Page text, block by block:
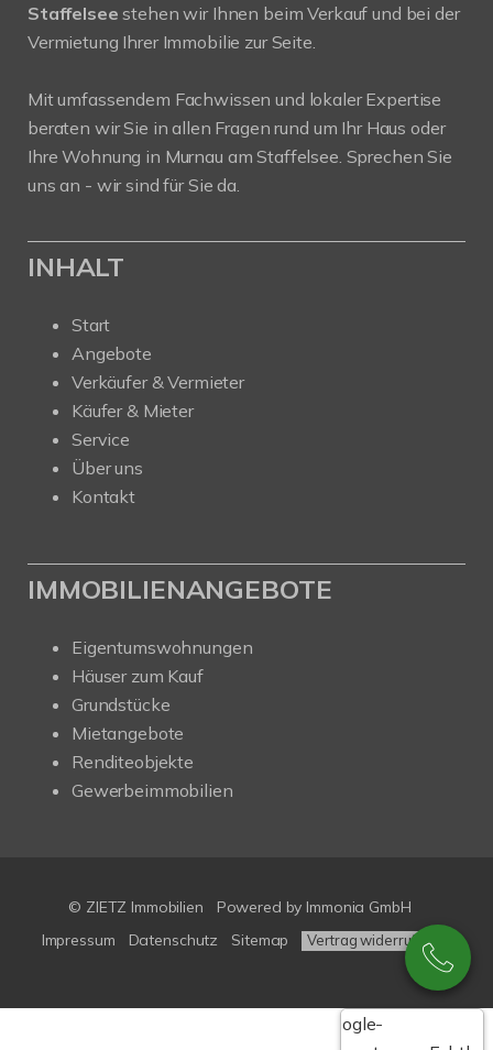
Staffelsee stehen wir Ihnen beim Verkauf und bei der
Vermietung Ihrer Immobilie zur Seite.
Mit umfassendem Fachwissen und lokaler Expertise
beraten wir Sie in allen Fragen rund um Ihr Haus oder
Ihre Wohnung in Murnau am Staffelsee. Sprechen Sie
uns an - wir sind für Sie da.
INHALT
Start
Angebote
Verkäufer & Vermieter
Käufer & Mieter
Service
Über uns
Kontakt
IMMOBILIENANGEBOTE
Eigentumswohnungen
Häuser zum Kauf
Grundstücke
Mietangebote
Renditeobjekte
Gewerbeimmobilien
© ZIETZ Immobilien Powered by Immonia GmbH
Impressum
Datenschutz Sitemap Vertrag widerrufen
Google-